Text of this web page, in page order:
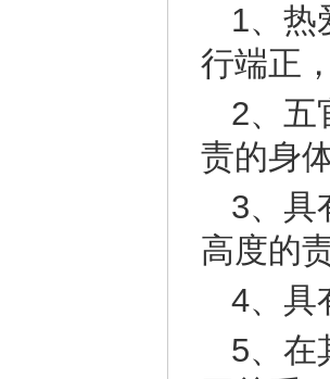
1、热
行端正
2、五
责的身
3、具
高度的
4、具
5、在